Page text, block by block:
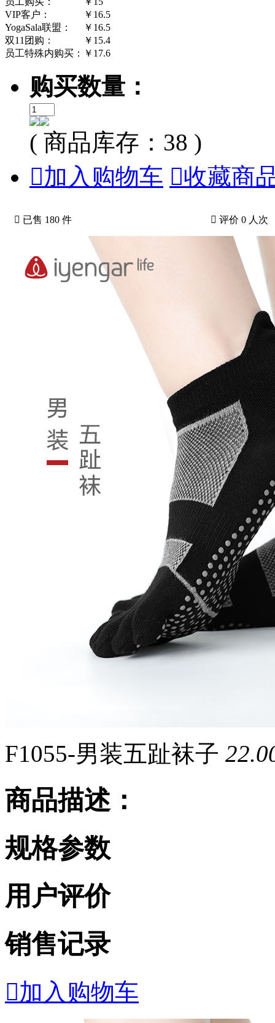
VIP客户：
￥16.5
YogaSala联盟：
￥16.5
双11团购：
￥15.4
员工特殊内购买：
￥17.6
购买数量：
( 商品库存：38 )
加入购物车 收藏商
 已售 180 件  评价 0 人次
F1055-男装五趾袜子
商品描述：
规格参数
用户评价
销售记录
加入购物车